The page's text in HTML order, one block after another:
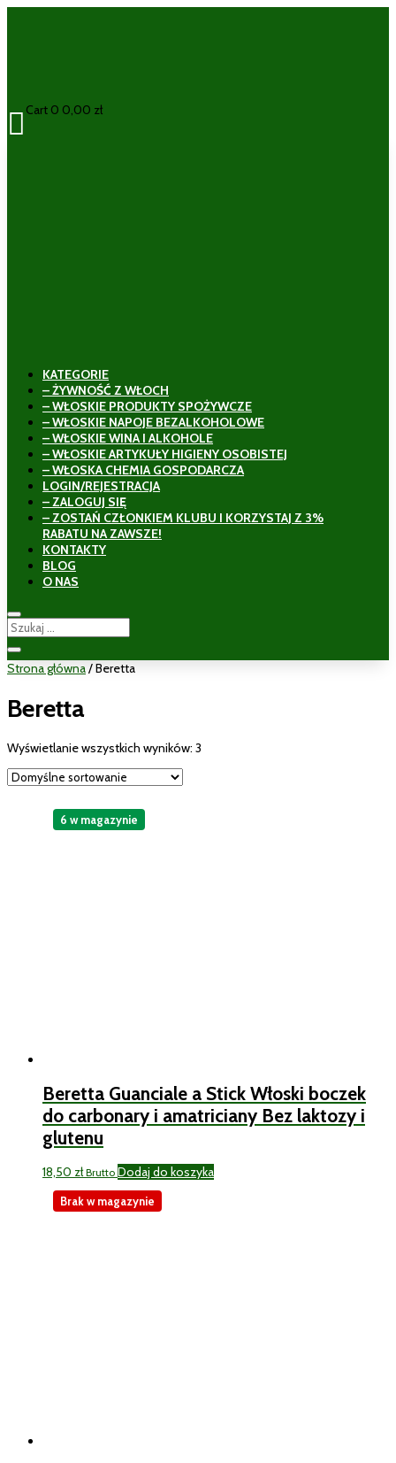
 Cart 0 0,00 zł
KATEGORIE
– ŻYWNOŚĆ Z WŁOCH
– WŁOSKIE PRODUKTY SPOŻYWCZE
– WŁOSKIE NAPOJE BEZALKOHOLOWE
– WŁOSKIE WINA I ALKOHOLE
– WŁOSKIE ARTYKUŁY HIGIENY OSOBISTEJ
– WŁOSKA CHEMIA GOSPODARCZA
LOGIN/REJESTRACJA
– ZALOGUJ SIĘ
– ZOSTAŃ CZŁONKIEM KLUBU I KORZYSTAJ Z 3%
RABATU NA ZAWSZE!
KONTAKTY
BLOG
O NAS
Strona główna/ Beretta
Beretta
Wyświetlanie wszystkich wyników: 3
Beretta Guanciale a Stick Włoski boczek
do carbonary i amatriciany Bez laktozy i
glutenu
18,50 zł Brutto Dodaj do koszyka
6 w magazynie
Brak w magazynie